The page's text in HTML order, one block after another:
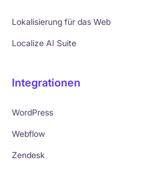
Lokalisierung für das Web
Localize AI Suite
Integrationen
WordPress
Webflow
Zendesk